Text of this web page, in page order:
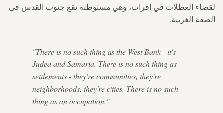
لقضاء العطلات في إفرات، وهي مستوطنة تقع جنوب القدس في
الضفة الغربية.
"There is no such thing as the West Bank - it's
Judea and Samaria. There is no such thing as
settlements - they're communities, they're
neighborhoods, they're cities. There is no such
thing as an occupation."